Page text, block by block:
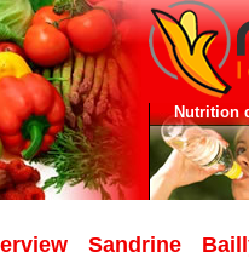
Nutrition
Sandrine